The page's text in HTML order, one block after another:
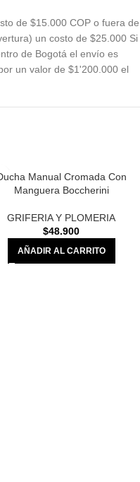
de $15.000 COP o fuera de
un costo de $25.000 Si
de Bogotá el envío es
un valor de $1'200.000 el
Manual Cromada Con
Manguera Boccherini
GRIFERIA Y PLOMERIA
$48.900
AÑADIR AL CARRITO